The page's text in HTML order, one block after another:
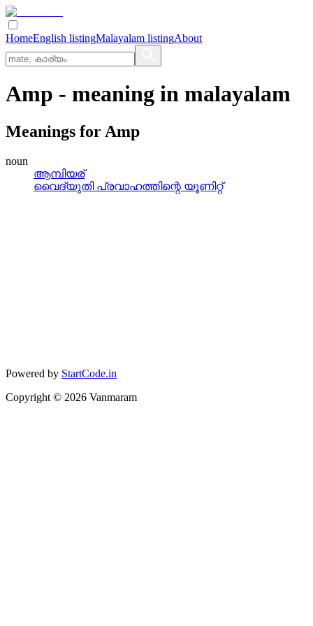
HomeEnglish listingMalayalam listingAbout
Amp - meaning in malayalam
Meanings for Amp
noun
ആമ്പിയര്
വൈദ്യുതി പ്രവാഹത്തിന്റെ യൂണിറ്റ്
Powered by StartCode.in
Copyright © 2026 Vanmaram